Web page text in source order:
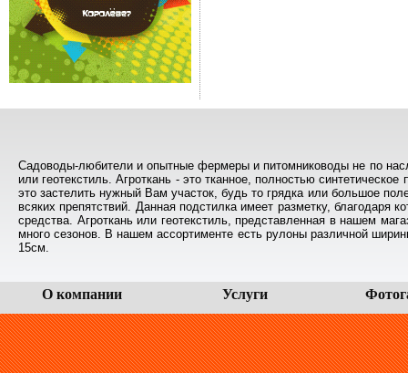
Садоводы-любители и опытные фермеры и питомниководы не по
или геотекстиль. Агроткань - это тканное, полностью
это застелить нужный Вам участок, будь то грядка или большое
всяких препятствий. Данная подстилка имеет разметку,
средства. Агроткань или геотекстиль, представленная в нашем
много сезонов. В нашем ассортименте есть рулоны различной
15см.
О компании Услуги